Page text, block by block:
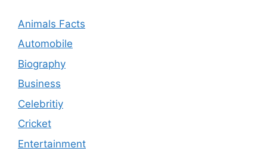
Animals Facts
Automobile
Biography
Business
Celebritiy
Cricket
Entertainment